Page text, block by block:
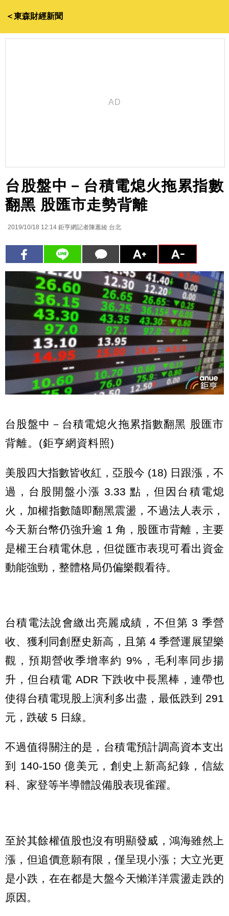
＜東森財經新聞
台股盤中－台積電熄火拖累指數
翻黑 股匯市走勢背離
2019/10/18 12:14 鉅亨網記者陳蕙綾 台北
台股盤中－台積電熄火拖累指數翻黑 股匯市
背離。(鉅亨網資料照)
美股四大指數皆收紅，亞股今 (18) 日跟漲，不
過，台股開盤小漲 3.33 點，但因台積電熄
火，加權指數隨即翻黑震盪，不過法人表示，
今天新台幣仍強升逾 1 角，股匯市背離，主要
是權王台積電休息，但從匯市表現可看出資金
動能強勁，整體格局仍偏樂觀看待。
台積電法說會繳出亮麗成績，不但第 3 季營
收、獲利同創歷史新高，且第 4 季營運展望樂
觀，預期營收季增率約 9%，毛利率同步揚
升，但台積電 ADR 下跌收中長黑棒，連帶也
使得台積電現股上演利多出盡，最低跌到 291
元，跌破 5 日線。
不過值得關注的是，台積電預計調高資本支出
到 140-150 億美元，創史上新高紀錄，信紘
科、家登等半導體設備股表現雀躍。
至於其餘權值股也沒有明顯發威，鴻海雖然上
漲，但追價意願有限，僅呈現小漲；大立光更
是小跌，在在都是大盤今天懶洋洋震盪走跌的
原因。